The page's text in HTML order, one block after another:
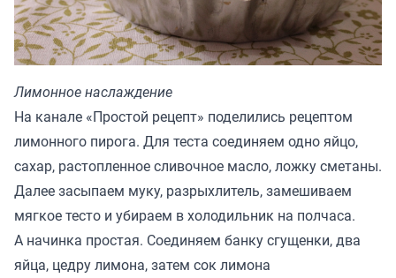
Лимонное наслаждение
На канале «Простой рецепт» поделились рецептом
лимонного пирога. Для теста соединяем одно яйцо,
сахар, растопленное сливочное масло, ложку сметаны.
Далее засыпаем муку, разрыхлитель, замешиваем
мягкое тесто и убираем в холодильник на полчаса.
А начинка простая. Соединяем банку сгущенки, два
яйца, цедру лимона, затем сок лимона